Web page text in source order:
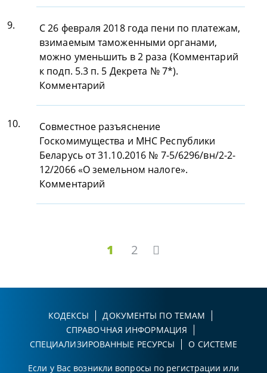
9.
С 26 февраля 2018 года пени по платежам,
взимаемым таможенными органами,
можно уменьшить в 2 раза (Комментарий
к подп. 5.3 п. 5 Декрета № 7*).
Комментарий
10.
Совместное разъяснение
Госкомимущества и МНС Республики
Беларусь от 31.10.2016 № 7-5/6296/вн/2-2-
12/2066 «О земельном налоге».
Комментарий
1 2
КОДЕКСЫ
ДОКУМЕНТЫ ПО ТЕМАМ
СПРАВОЧНАЯ ИНФОРМАЦИЯ
СПЕЦИАЛИЗИРОВАННЫЕ РЕСУРСЫ
О СИСТЕМЕ
Если у Вас возникли вопросы по регистрации или